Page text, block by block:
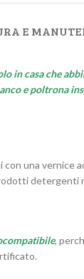
E
in casa che
e poltrona
una vernice
detergenti
,